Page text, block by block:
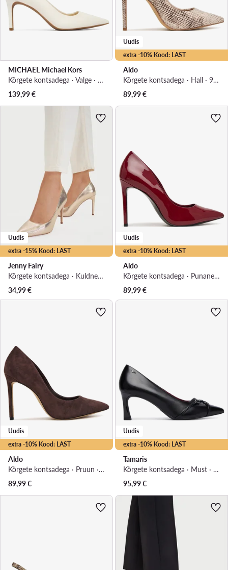
MICHAEL Michael Kors
Kõrgete kontsadega · Valge · 7.5 cm
139,99€
extra -10% Kood: LAST
Uudis
Aldo
Kõrgete kontsadega · Hall · 9.5 cm
89,99€
extra -15% Kood: LAST
Uudis
Jenny Fairy
Kõrgete kontsadega · Kuldne · 10 cm
34,99€
extra -10% Kood: LAST
Uudis
Aldo
Kõrgete kontsadega · Punane · 9.5 cm
89,99€
extra -10% Kood: LAST
Uudis
Aldo
Kõrgete kontsadega · Pruun · 9.5 cm
89,99€
extra -10% Kood: LAST
Uudis
Tamaris
Kõrgete kontsadega · Must · 7 cm
95,99€